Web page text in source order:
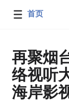
首页
再聚烟
络视听
海岸影